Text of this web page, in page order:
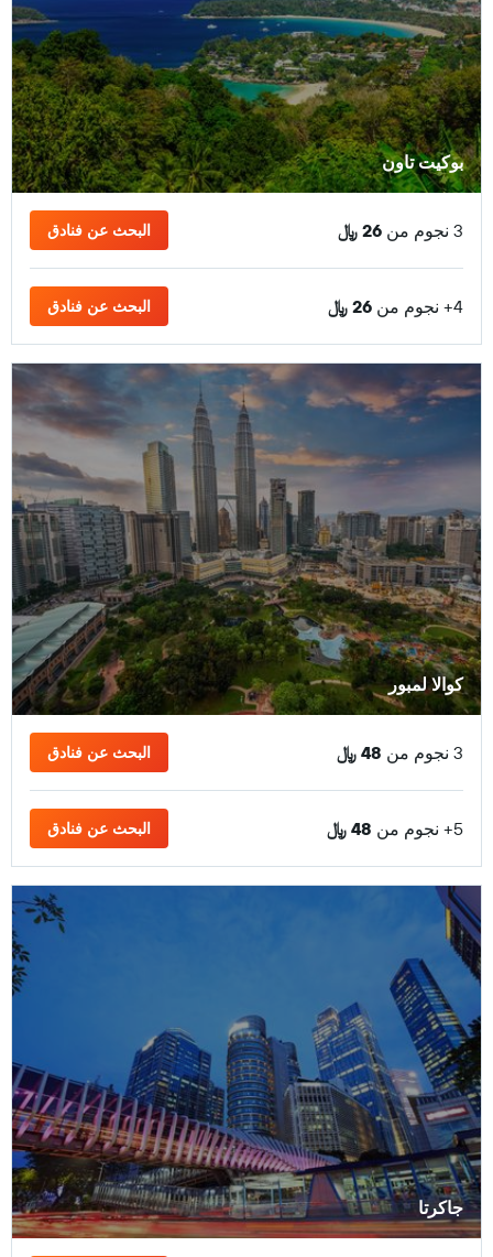
بوكيت تاون
3 نجوم من 26 ﷼ البحث عن فنادق
4+ نجوم من 26 ﷼ البحث عن فنادق
كوالا لمبور
3 نجوم من 48 ﷼ البحث عن فنادق
5+ نجوم من 48 ﷼ البحث عن فنادق
جاكرتا